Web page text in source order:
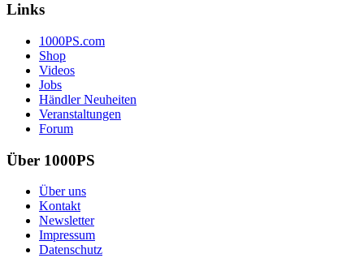
Links
1000PS.com
Shop
Videos
Jobs
Händler Neuheiten
Veranstaltungen
Forum
Über 1000PS
Über uns
Kontakt
Newsletter
Impressum
Datenschutz